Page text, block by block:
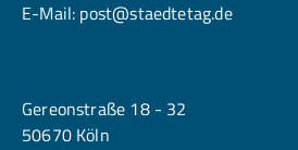
E-Mail: post@staedtetag.de
Gereonstraße 18 - 32
50670 Köln